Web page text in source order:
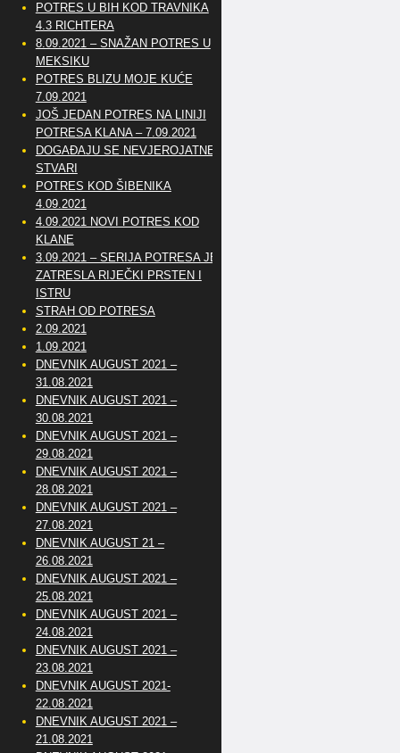
POTRES U BIH KOD TRAVNIKA
4.3 RICHTERA
8.09.2021 – SNAŽAN POTRES U
MEKSIKU
POTRES BLIZU MOJE KUĆE
7.09.2021
JOŠ JEDAN POTRES NA LINIJI
POTRESA KLANA – 7.09.2021
DOGAĐAJU SE NEVJEROJATNE
STVARI
POTRES KOD ŠIBENIKA
4.09.2021
4.09.2021 NOVI POTRES KOD
KLANE
3.09.2021 – SERIJA POTRESA JE
ZATRESLA RIJEČKI PRSTEN I
ISTRU
STRAH OD POTRESA
2.09.2021
1.09.2021
DNEVNIK AUGUST 2021 –
31.08.2021
DNEVNIK AUGUST 2021 –
30.08.2021
DNEVNIK AUGUST 2021 –
29.08.2021
DNEVNIK AUGUST 2021 –
28.08.2021
DNEVNIK AUGUST 2021 –
27.08.2021
DNEVNIK AUGUST 21 –
26.08.2021
DNEVNIK AUGUST 2021 –
25.08.2021
DNEVNIK AUGUST 2021 –
24.08.2021
DNEVNIK AUGUST 2021 –
23.08.2021
DNEVNIK AUGUST 2021-
22.08.2021
DNEVNIK AUGUST 2021 –
21.08.2021